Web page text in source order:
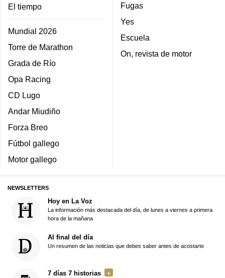
El tiempo
Mundial 2026
Torre de Marathon
Grada de Río
Opa Racing
CD Lugo
Andar Miudiño
Forza Breo
Fútbol gallego
Motor gallego
Fugas
Yes
Escuela
On, revista de motor
NEWSLETTERS
Hoy en La Voz
La información más destacada del día, de lunes a viernes a primera
hora de la mañana
Al final del día
Un resumen de las noticias que debes saber antes de acostarte
7 días 7 historias